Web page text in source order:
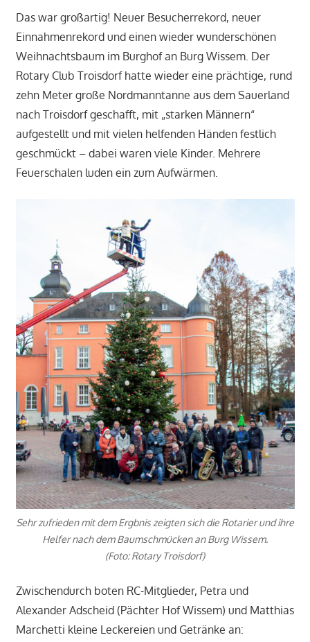
Das war großartig! Neuer Besucherrekord, neuer
Einnahmenrekord und einen wieder wunderschönen
Weihnachtsbaum im Burghof an Burg Wissem. Der
Rotary Club Troisdorf hatte wieder eine prächtige, rund
zehn Meter große Nordmanntanne aus dem Sauerland
nach Troisdorf geschafft, mit „starken Männern“
aufgestellt und mit vielen helfenden Händen festlich
geschmückt – dabei waren viele Kinder. Mehrere
Feuerschalen luden ein zum Aufwärmen.
Sehr zufrieden mit dem Ergbnis zeigten sich die Rotarier und ihre
Helfer nach dem Baumschmücken an Burg Wissem.
(Foto: Rotary Troisdorf)
Zwischendurch boten RC-Mitglieder, Petra und
Alexander Adscheid (Pächter Hof Wissem) und Matthias
Marchetti kleine Leckereien und Getränke an: